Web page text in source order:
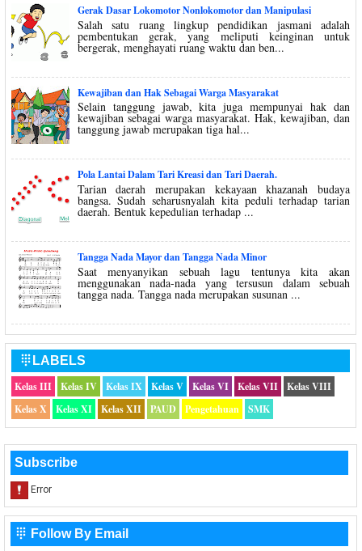
Gerak Dasar Lokomotor Nonlokomotor dan Manipulasi
Salah satu ruang lingkup pendidikan jasmani adalah
pembentukan gerak, yang meliputi keinginan untuk
bergerak, menghayati ruang waktu dan ben...
Kewajiban dan Hak Sebagai Warga Masyarakat
Selain tanggung jawab, kita juga mempunyai hak dan
kewajiban sebagai warga masyarakat. Hak, kewajiban, dan
tanggung jawab merupakan tiga hal...
Pola Lantai Dalam Tari Kreasi dan Tari Daerah.
Tarian daerah merupakan kekayaan khazanah budaya
bangsa. Sudah seharusnyalah kita peduli terhadap tarian
daerah. Bentuk kepedulian terhadap ...
Tangga Nada Mayor dan Tangga Nada Minor
Saat menyanyikan sebuah lagu tentunya kita akan
menggunakan nada-nada yang tersusun dalam sebuah
tangga nada. Tangga nada merupakan susunan ...
 LABELS
Kelas III
Kelas IV Kelas IX Kelas V Kelas VI Kelas VII
Kelas VIII
Kelas X
Kelas XI Kelas XII PAUD Pengetahuan SMK
Subscribe
 Follow By Email